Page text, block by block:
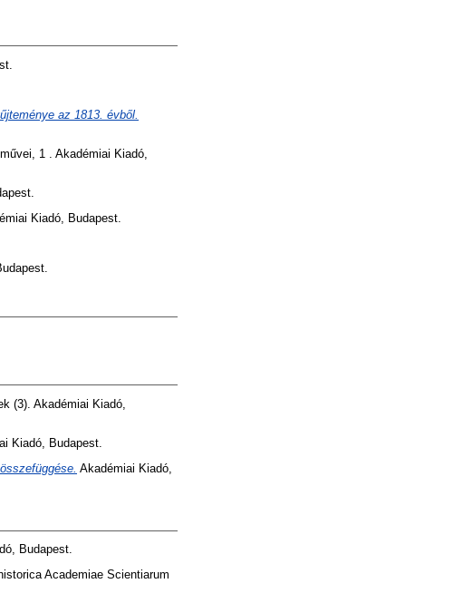
az 1813. évből.
1 . Akadémiai Kiadó,
Kiadó, Budapest.
(3). Akadémiai Kiadó,
Kiadó, Budapest.
Akadémiai Kiadó,
Budapest.
Academiae Scientiarum